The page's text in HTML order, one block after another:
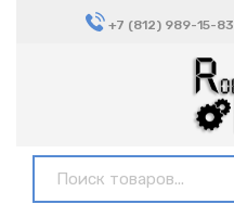
+7 (812) 989-15-83